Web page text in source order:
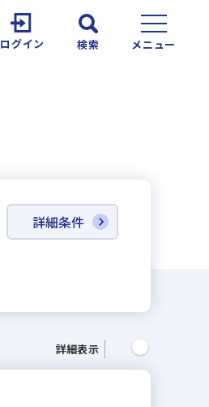
ログイン 検索 メニュー
詳細条件
詳細表示